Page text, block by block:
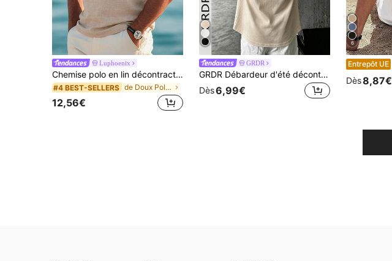
Luphoenix
Chemise polo en lin décontractée pour hommes, marron, convient pour les déplacements et les activités de plein air
#4 BEST-SELLERS de Doux Polos pour hommes
12,56€
GRDR
GRDR Débardeur d'été décontracté pour hommes, style minimaliste imprimé, coupe ample, col rond, sans manches | Gilet polyvalent
Dès6,99€
6
Entrepôt UE
Dès8,87€